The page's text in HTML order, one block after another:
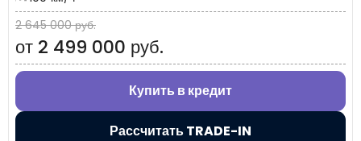
2 645 000 руб.
от 2 499 000 руб.
Купить в кредит
Рассчитать TRADE-IN